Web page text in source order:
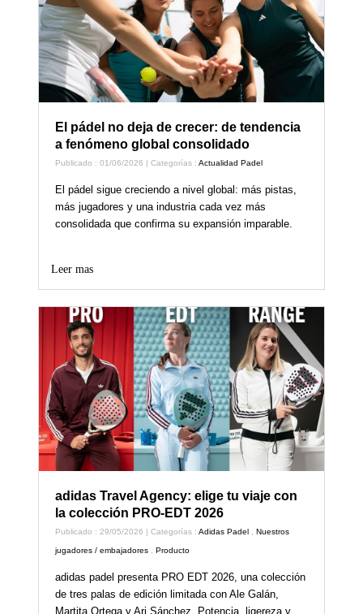
El pádel no deja de crecer: de tendencia
a fenómeno global consolidado
Publicado : 01/06/2026 | Categorías :Actualidad Padel
El pádel sigue creciendo a nivel global: más pistas,
más jugadores y una industria cada vez más
consolidada que confirma su expansión imparable.
Leer mas
adidas Travel Agency: elige tu viaje con
la colección PRO-EDT 2026
Publicado : 29/05/2026 | Categorías :Adidas Padel ,Nuestros
jugadores / embajadores ,Producto
adidas padel presenta PRO EDT 2026, una colección
de tres palas de edición limitada con Ale Galán,
Martita Ortega y Ari Sánchez. Potencia, ligereza y